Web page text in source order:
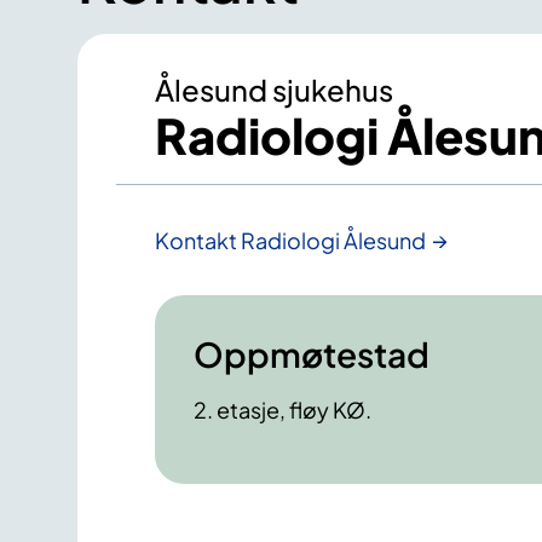
Ålesund sjukehus
Radiologi
Kontakt Radiologi Ålesund
Oppmøtestad
2. etasje, fløy KØ.